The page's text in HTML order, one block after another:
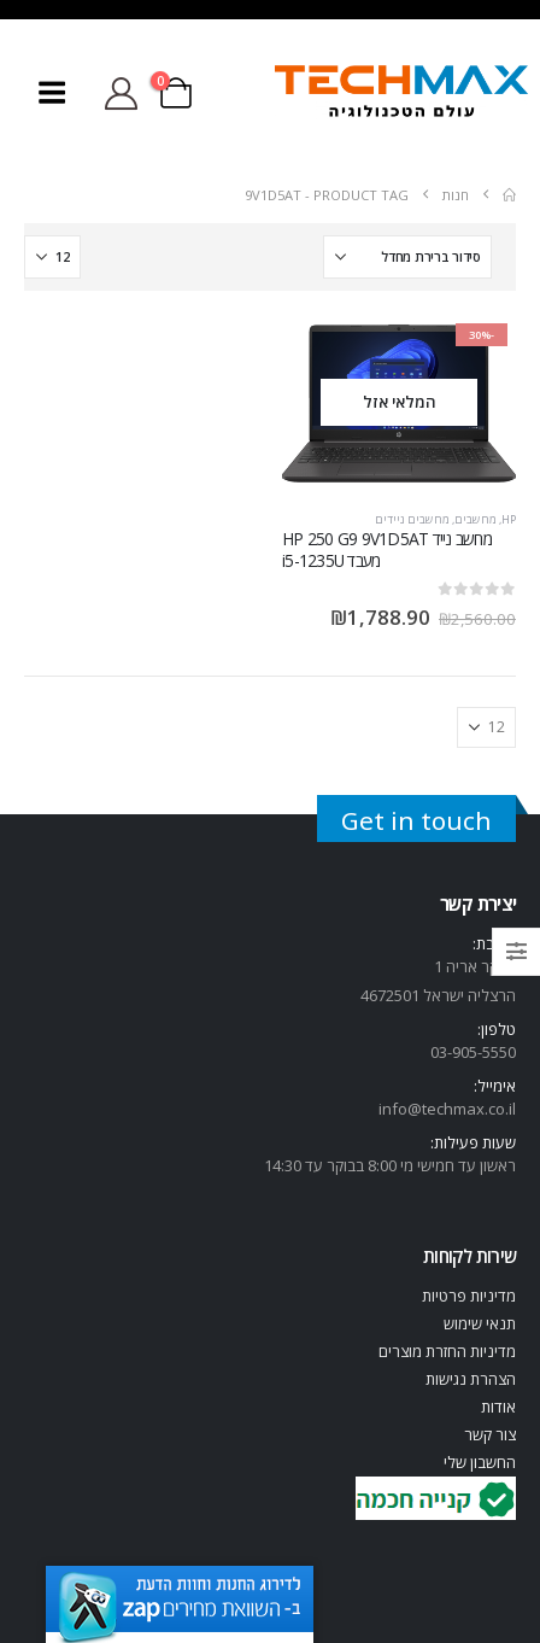
0
חנות PRODUCT TAG -
9V1D5AT
-30%
המלאי אזל
HP מחשבים מחשבים ניידים
מחשב נייד HP 250 G9 9V1D5AT
מעבד i5-1235U
₪2,560.00
₪1,788.90
Get in touch
יצירת קשר
כתובת:
שנקר אריה 1
הרצליה ישראל 4672501
טלפון:
03-905-5550
אימייל:
info@techmax.co.il
שעות פעילות:
ראשון עד חמישי מי 8:00 בבוקר עד 14:30
שירות לקוחות
מדיניות פרטיות
תנאי שימוש
מדיניות החזרת מוצרים
הצהרת נגישות
אודות
צור קשר
החשבון שלי